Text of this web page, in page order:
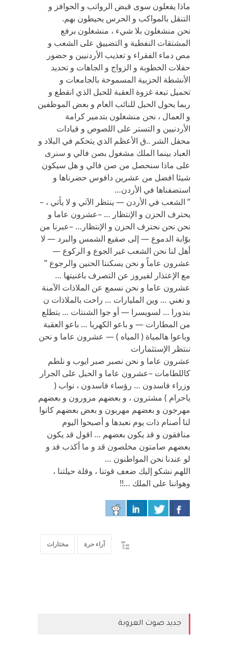
ماذا يفعلون سوى قبض الرواتب و الحوافز و
التنقل بالمواكب و الحرس يحيطون بهم.
نحن منشغلون بلا شيء ، منشغلون برفع
المشتقات النفطية و التضييق على الشعب و
مص دماء الفقراء و تعذيب الأردنيين و حضور
حفلات الخطوبة و الزواج و الجاهات و تحديد
الأنشطة الحزبية المسموحة بالجامعات و
تحميل تبعة غزوة العقبة للحبل الذي انقطع و
ربما يحول الحبل للنائب العام و بعض الموظفين
و العمال ، نحن منشغلون بتدمير كرامة
الأردنيين و التستر على اللصوص و قيادات
محفل الشر ..ق الأعظم الذي يتحكم في البلاد و
العباد بينما الملك مشغول بصن فالي و سنرى
على ماذا سنحصل من صن فالي و هل سيكون
شيئا افضل من عشرين دافوس حضرناها و
استضفناها في الأردن…
” الشعب في الأردن — ينتظر الآتي و لا يأتي ، –
يحترف الحزن و الإنتظار … –عشرون عاما و
نحن نحن نحترف الحزن و الإنتظار… –عبرنا من
بوّابة الدموع — إلى صقيع الشمس والبرد — لا
أهل لنا نحن الشعب غير الجوع و الركوع —
عشرون عاماً و نحن يسكننا الحنين والرجوع ”
مع الإعتذار لفيروز عن التصرف باغنيتها …
عشرون عاما و نحن نسمع عن الملاذات الآمنة
و نغني … وين المليارات … راحت بالملاذات ن
بندورا … لسويسرا — أو جوا الشنتات … بتطلع
من المطارات — و باعو الكهربا … باعو العقبة
وباعوا هالمياة ( المياه ) — عشرون عاما و نحن
ننتظر الإستثمارات
عشرون عاما و نحن نصبر صبر ايوب و نلطم
كاللطامات –عشرون عاما و الحبل على الجرار
وزراء فاسدون … رؤساء فاسدون ، نواب (
ياحرام ) مشترون ، و بعضهم مزورون و بعضهم
مهرجون و بعضهم مهربون و بعض بعضهم كانوا
لنا أصنام ذات يوم نعبدها و أصبحوا اليوم
منافقون و قد يكون بعضهم … اقول قد يكون
بعضهم صامتون مخلصون قد و ما أكذب قد و
لو عندنا نحن المواطنون …
اللهم نشكو إليك ضعف قوتنا ، وقلة حيلتنا ،
وهواننا على الملك …!!
آراء حرة مختارات
جديد صوت العروبة